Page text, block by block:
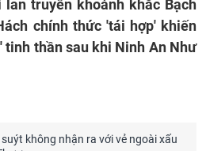
truyền khoảnh khắc Bạch
chính thức 'tái hợp' khiến
tinh thần sau khi Ninh An Như
không nhận ra với vẻ ngoài xấu